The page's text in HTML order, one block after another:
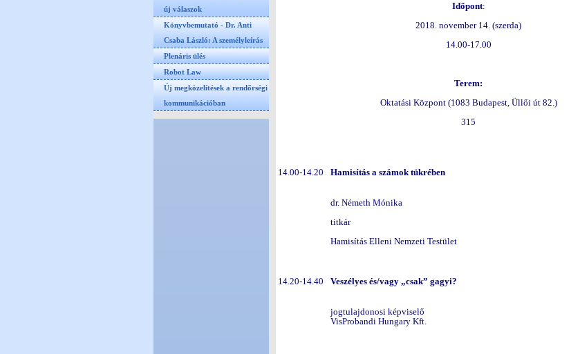
új válaszok
Könyvbemutató - Dr. Anti
Csaba László: A személyleírás
Plenáris ülés
Robot Law
Új megközelítések a rendőrségi
kommunikációban
Időpont:
2018. november 14. (szerda)
14.00-17.00
Terem:
Oktatási Központ (1083 Budapest, Üllői út 82.)
315
14.00-14.20 Hamisítás a számok tükrében
dr. Németh Mónika
titkár
Hamisítás Elleni Nemzeti Testület
14.20-14.40 Veszélyes és/vagy „csak” gagyi?
jogtulajdonosi képviselő
VisProbandi Hungary Kft.